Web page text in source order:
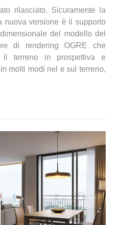
rilasciato. Sicuramente la
nuova versione è il supporto
del modello del
di rendering OGRE che
il terreno in prospettiva e
molti modi nel e sul terreno,